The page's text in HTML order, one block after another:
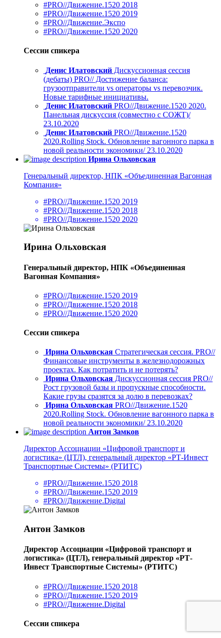
#PRO//Движение.1520 2018
#PRO//Движение.1520 2019
#PRO//Движение.Экспо
#PRO//Движение.1520 2020
Сессии спикера
Денис Илатовский Дискуссионная сессия
(дебаты) PRO// Достижение баланса:
грузоотправители vs операторы vs перевозчик.
Новые тарифные инициативы.
Денис Илатовский PRO//Движение.1520 2020.
Панельная дискуссия (совместно с СОЖТ)/
23.10.2020
Денис Илатовский PRO//Движение.1520
2020.Rolling Stock. Обновление вагонного парка в
новой реальности экономики/ 23.10.2020
Ирина Ольховская
Генеральный директор, НПК «Объединенная Вагонная
Компания»
#PRO//Движение.1520 2019
#PRO//Движение.1520 2018
#PRO//Движение.1520 2020
Ирина Ольховская
Генеральный директор, НПК «Объединенная
Вагонная Компания»
#PRO//Движение.1520 2019
#PRO//Движение.1520 2018
#PRO//Движение.1520 2020
Сессии спикера
Ирина Ольховская Стратегическая сессия. PRO//
Финансовые инструменты в железнодорожных
проектах. Как потратить и не потерять?
Ирина Ольховская Дискуссионная сессия PRO//
Рост грузовой базы и пропускные способности.
Какие грузы сразятся за долю в перевозках?
Ирина Ольховская PRO//Движение.1520
2020.Rolling Stock. Обновление вагонного парка в
новой реальности экономики/ 23.10.2020
Антон Замков
Директор Ассоциации «Цифровой транспорт и
логистика» (ЦТЛ), генеральный директор «РТ-Инвест
Транспортные Системы» (РТИТС)
#PRO//Движение.1520 2018
#PRO//Движение.1520 2019
#PRO//Движение.Digital
Антон Замков
Директор Ассоциации «Цифровой транспорт и
логистика» (ЦТЛ), генеральный директор «РТ-
Инвест Транспортные Системы» (РТИТС)
#PRO//Движение.1520 2018
#PRO//Движение.1520 2019
#PRO//Движение.Digital
Сессии спикера